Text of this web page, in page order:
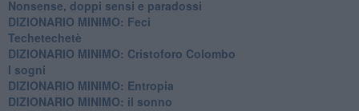
Nonsense, doppi sensi e paradossi
DIZIONARIO MINIMO: Feci
Techetechetè
DIZIONARIO MINIMO: Cristoforo Colombo
I sogni
DIZIONARIO MINIMO: Entropia
DIZIONARIO MINIMO: il sonno